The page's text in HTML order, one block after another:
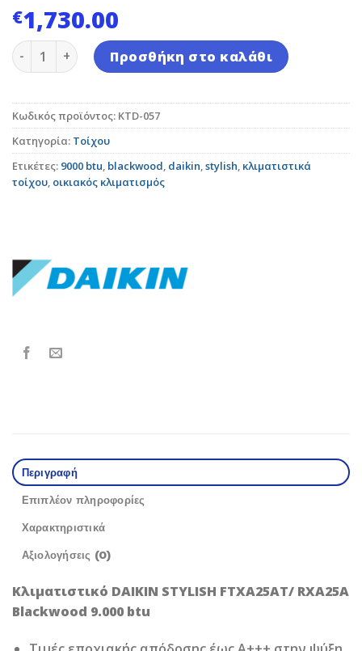
€1,730.00
Κλιματιστικό DAIKIN STYLISH FTXA25AT/ RXA25A
Προσθήκη στο καλάθι
Κωδικός προϊόντος: KTD-057
Κατηγορία: Τοίχου
Ετικέτες: 9000 btu, blackwood, daikin,stylish, κλιματιστικά
τοίχου, οικιακός κλιματισμός
Περιγραφή
Επιπλέον πληροφορίες
Χαρακτηριστικά
Αξιολογήσεις (0)
Κλιματιστικό DAIKIN STYLISH FTXA25AT/ RXA25A
Blackwood 9.000 btu